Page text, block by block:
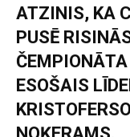
ATZINIS, KA
PUSĒ
ESOŠAIS